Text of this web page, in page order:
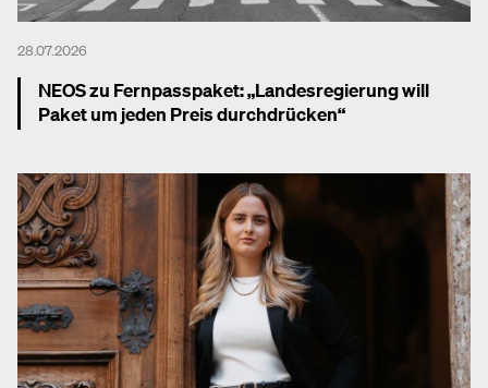
28.07.2026
NEOS zu Fernpasspaket: „Landesregierung will
Paket um jeden Preis durchdrücken“